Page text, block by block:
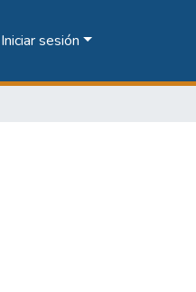
Iniciar sesión